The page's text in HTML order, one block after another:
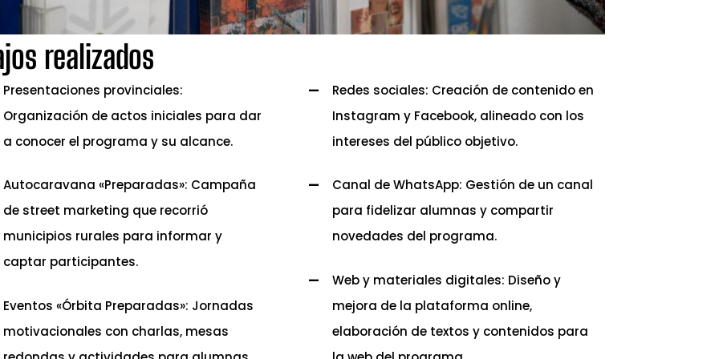
realizados
Presentaciones provinciales:
Organización de actos iniciales para dar
a conocer el programa y su alcance.
Autocaravana «Preparadas»: Campaña
de street marketing que recorrió
municipios rurales para informar y
captar participantes.
Eventos «Órbita Preparadas»: Jornadas
motivacionales con charlas, mesas
Redes sociales: Creación de contenido en
Instagram y Facebook, alineado con los
intereses del público objetivo.
Canal de WhatsApp: Gestión de un canal
para fidelizar alumnas y compartir
novedades del programa.
Web y materiales digitales: Diseño y
mejora de la plataforma online,
elaboración de textos y contenidos para